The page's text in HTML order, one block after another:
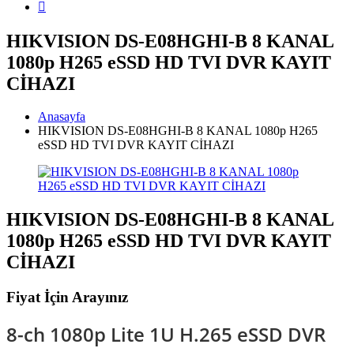
HIKVISION DS-E08HGHI-B 8 KANAL
1080p H265 eSSD HD TVI DVR KAYIT
CİHAZI
Anasayfa
HIKVISION DS-E08HGHI-B 8 KANAL 1080p H265
eSSD HD TVI DVR KAYIT CİHAZI
HIKVISION DS-E08HGHI-B 8 KANAL
1080p H265 eSSD HD TVI DVR KAYIT
CİHAZI
Fiyat İçin Arayınız
8-ch 1080p Lite 1U H.265 eSSD DVR